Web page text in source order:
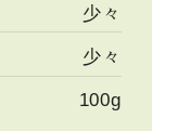
少々
少々
100g